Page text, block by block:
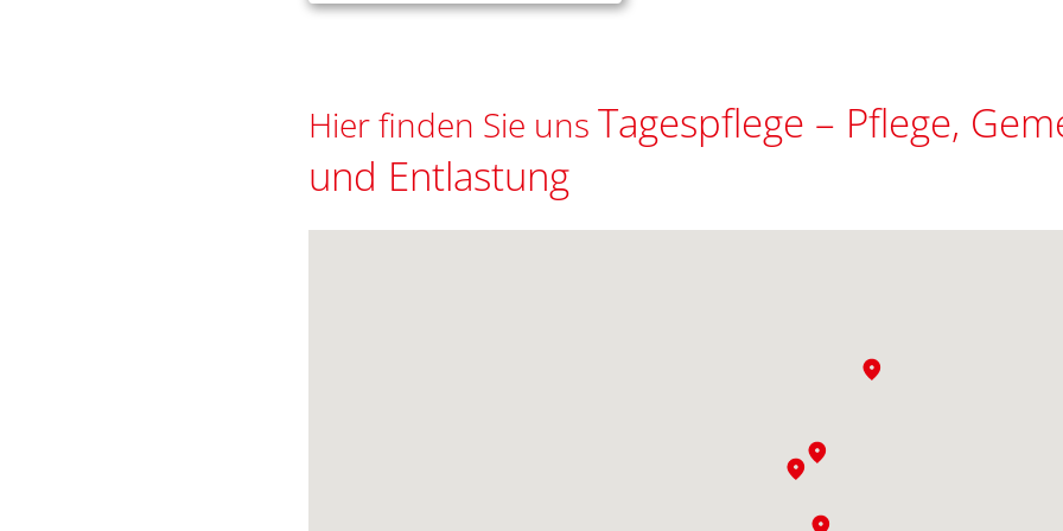
Hier finden Sie uns Tagespflege – Pflege,
und Entlastung